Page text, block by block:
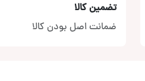
تضمین کالا
ضمانت اصل بودن کالا